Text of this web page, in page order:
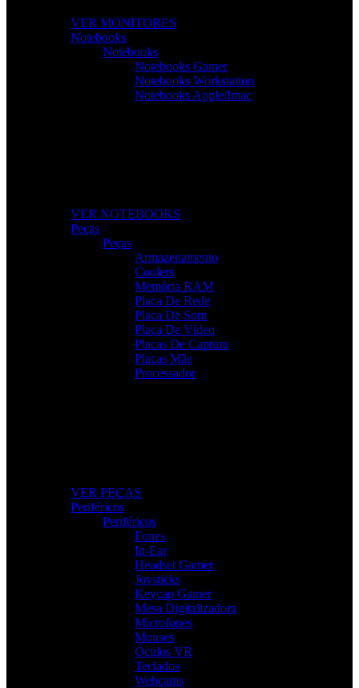
VER MONITORES
Notebooks
Notebooks
Notebooks Gamer
Notebooks Workstation
Notebooks Apple/Imac
VER NOTEBOOKS
Peças
Peças
Armazenamento
Coolers
Memória RAM
Placa De Rede
Placa De Som
Placa De Vídeo
Placas De Captura
Placas Mãe
Processador
VER PEÇAS
Periféricos
Periféricos
Fones
In-Ear
Headset Gamer
Joysticks
Keycap Gamer
Mesa Digitalizadora
Microfones
Mouses
Óculos VR
Teclados
Webcams